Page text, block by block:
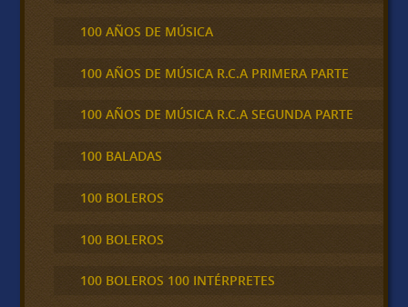
100 AÑOS DE MÚSICA
100 AÑOS DE MÚSICA R.C.A PRIMERA PARTE
100 AÑOS DE MÚSICA R.C.A SEGUNDA PARTE
100 BALADAS
100 BOLEROS
100 BOLEROS
100 BOLEROS 100 INTÉRPRETES